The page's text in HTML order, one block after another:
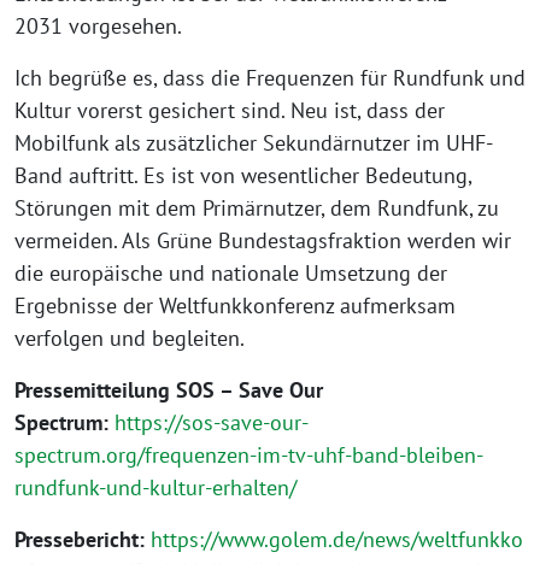
2031 vorgesehen.
Ich begrüße es, dass die Frequenzen für Rundfunk und
Kultur vorerst gesichert sind. Neu ist, dass der
Mobilfunk als zusätzlicher Sekundärnutzer im UHF-
Band auftritt. Es ist von wesentlicher Bedeutung,
Störungen mit dem Primärnutzer, dem Rundfunk, zu
vermeiden. Als Grüne Bundestagsfraktion werden wir
die europäische und nationale Umsetzung der
Ergebnisse der Weltfunkkonferenz aufmerksam
verfolgen und begleiten.
Pressemitteilung SOS – Save Our
Spectrum: https://sos-save-our-
spectrum.org/frequenzen-im-tv-uhf-band-bleiben-
rundfunk-und-kultur-erhalten/
Pressebericht: https://www.golem.de/news/weltfunkko